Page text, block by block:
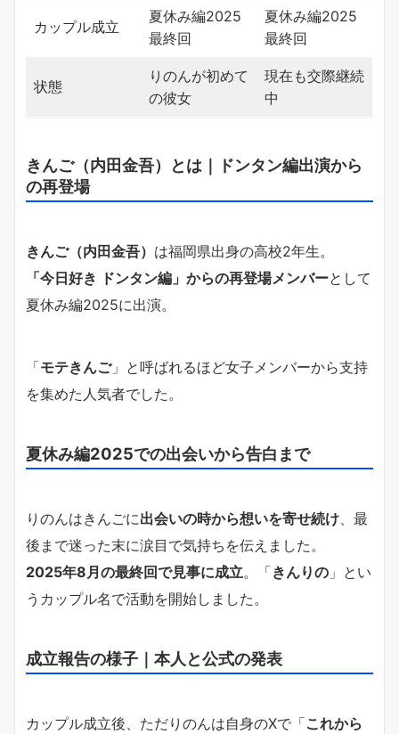
カップル成立
夏休み編2025
最終回
夏休み編2025
最終回
状態
りのんが初めて
の彼女
現在も交際継続
中
きんご（内田金吾）とは｜ドンタン編出演から
の再登場
きんご（内田金吾） は福岡県出身の高校2年生。
「今日好き ドンタン編」からの再登場メンバーとして
夏休み編2025に出演。
「モテきんご」と呼ばれるほど女子メンバーから支持
を集めた人気者でした。
夏休み編2025での出会いから告白まで
りのんはきんごに出会いの時から想いを寄せ続け、最
後まで迷った末に涙目で気持ちを伝えました。
2025年8月の最終回で見事に成立。「きんりの 」とい
うカップル名で活動を開始しました。
成立報告の様子｜本人と公式の発表
カップル成立後、ただりのんは自身のXで「これから